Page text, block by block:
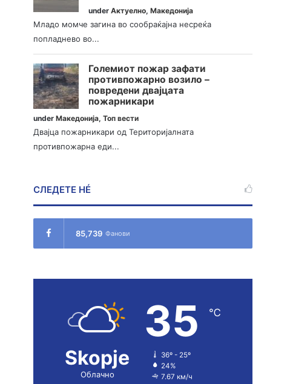
underАктуелно,Македонија
Младо момче загина во сообраќајна несреќа
попладнево во...
Големиот пожар зафати
противпожарно возило –
повредени двајцата
пожарникари
underМакедонија,Топ вести
Двајца пожарникари од Територијалната
противпожарна еди...
СЛЕДЕТЕ НÉ
85,739 Фанови
Skopje
Облачно
35 ℃
36º - 25º
24%
7.67 км/ч